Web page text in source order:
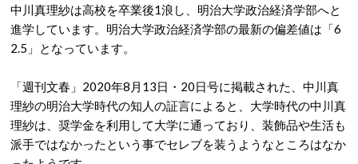
中川真理紗は高校を卒業後1浪し、明治大学政治経済学部へと
進学しています。明治大学政治経済学部の最新の偏差値は「6
2.5」となっています。
「週刊文春」2020年8月13日・20日号に掲載された、中川真
理紗の明治大学時代の知人の証言によると、大学時代の中川真
理紗は、奨学金を利用して大学に通っており、装飾品や生活も
派手ではなかったという事でセレブを装うようなところはなか